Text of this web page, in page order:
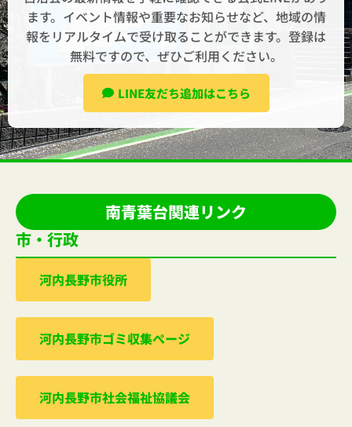
ます。イベント情報や重要なお知らせなど、地域の情
報をリアルタイムで受け取ることができます。登録は
無料ですので、ぜひご利用ください。
LINE友だち追加はこちら
南青葉台関連リンク
市・行政
河内⻑野市役所
河内⻑野市ゴミ収集ぺージ
河内⻑野市社会福祉協議会